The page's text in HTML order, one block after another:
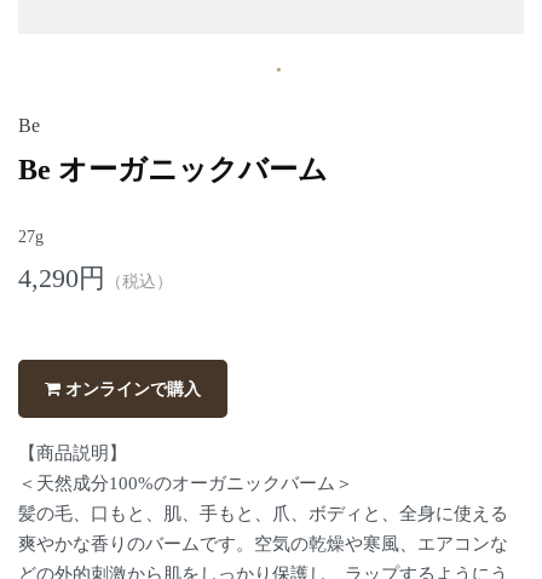
Be
Be オーガニックバーム
27g
4,290円 （税込）
オンラインで購入
【商品説明】
＜天然成分100%のオーガニックバーム＞
髪の毛、口もと、肌、手もと、爪、ボディと、全身に使える
爽やかな香りのバームです。空気の乾燥や寒風、エアコンな
どの外的刺激から肌をしっかり保護し、ラップするようにう